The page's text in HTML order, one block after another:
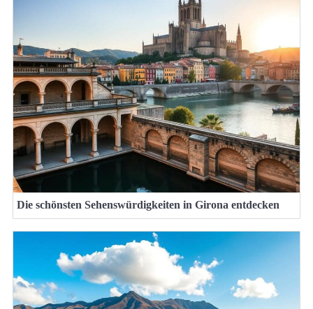
Die schönsten Sehenswürdigkeiten in Girona entdecken